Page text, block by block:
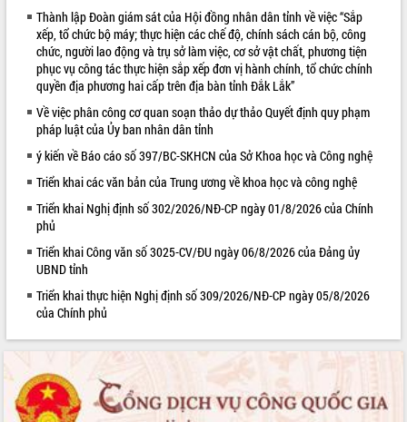
VIDEO
Trailer Lễ hội Sầu riêng Đắk Lắk năm
2026
Khám bệnh, cấp phát thuốc miễn phí
và tặng quà người dân xã Cư Pui
Hội nghị UBND tỉnh Đắk Lắk thường kỳ
tháng 7/2026
Lễ truy tặng danh hiệu “Bà Mẹ Việt
Nam Anh hùng” và trao Huân chương
Lao động
UBND tỉnh Đắk Lắk triển khai nhiệm
Thành lập Đoàn giám sát của Hội đồng nhân dân tỉnh về việc “Sắp
xếp, tổ chức bộ máy; thực hiện các chế độ, chính sách cán bộ, công
chức, người lao động và trụ sở làm việc, cơ sở vật chất, phương tiện
phục vụ công tác thực hiện sắp xếp đơn vị hành chính, tổ chức chính
quyền địa phương hai cấp trên địa bàn tỉnh Đắk Lắk”
Về việc phân công cơ quan soạn thảo dự thảo Quyết định quy phạm
pháp luật của Ủy ban nhân dân tỉnh
ý kiến về Báo cáo số 397/BC-SKHCN của Sở Khoa học và Công nghệ
Triển khai các văn bản của Trung ương về khoa học và công nghệ
Triển khai Nghị định số 302/2026/NĐ-CP ngày 01/8/2026 của Chính
phủ
Triển khai Công văn số 3025-CV/ĐU ngày 06/8/2026 của Đảng ủy
UBND tỉnh
Triển khai thực hiện Nghị định số 309/2026/NĐ-CP ngày 05/8/2026
của Chính phủ